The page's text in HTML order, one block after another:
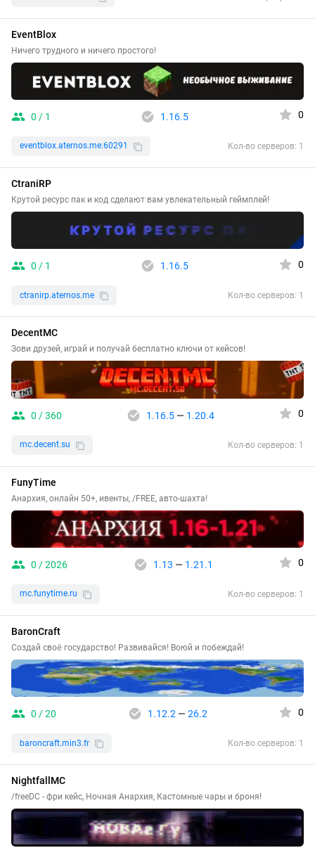
EventBlox
Ничего трудного и ничего простого!
0 / 1 1.16.5 0
eventblox.aternos.me:60291 Кол-во серверов: 1
CtraniRP
Крутой ресурс пак и код сделают вам увлекательный геймплей!
0 / 1 1.16.5 0
ctranirp.aternos.me Кол-во серверов: 1
DecentMC
Зови друзей, играй и получай бесплатно ключи от кейсов!
0 / 360 1.16.5— 1.20.4 0
mc.decent.su Кол-во серверов: 1
FunyTime
Анархия, онлайн 50+, ивенты, /FREE, авто-шахта!
0 / 2026 1.13 — 1.21.1 0
mc.funytime.ru Кол-во серверов: 1
BaronCraft
Создай своё государство! Развивайся! Воюй и побеждай!
0 / 20 1.12.2— 26.2 0
baroncraft.min3.fr Кол-во серверов: 1
NightfallMC
/freeDC - фри кейс, Ночная Анархия, Кастомные чары и броня!